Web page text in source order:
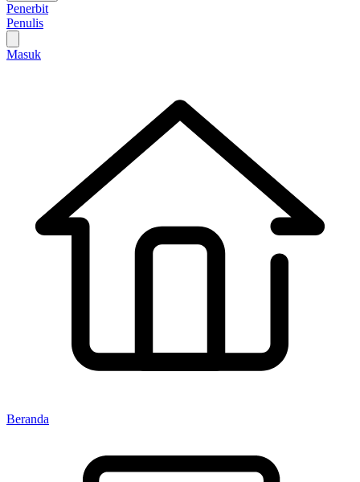
Penerbit
Penulis
Masuk
Beranda